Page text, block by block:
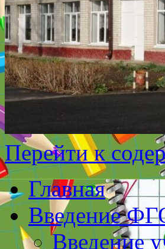
Перейти к
Главная
Введение
Введение